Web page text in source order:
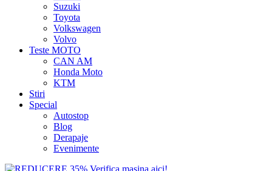
Suzuki
Toyota
Volkswagen
Volvo
Teste MOTO
CAN AM
Honda Moto
KTM
Stiri
Special
Autostop
Blog
Derapaje
Evenimente